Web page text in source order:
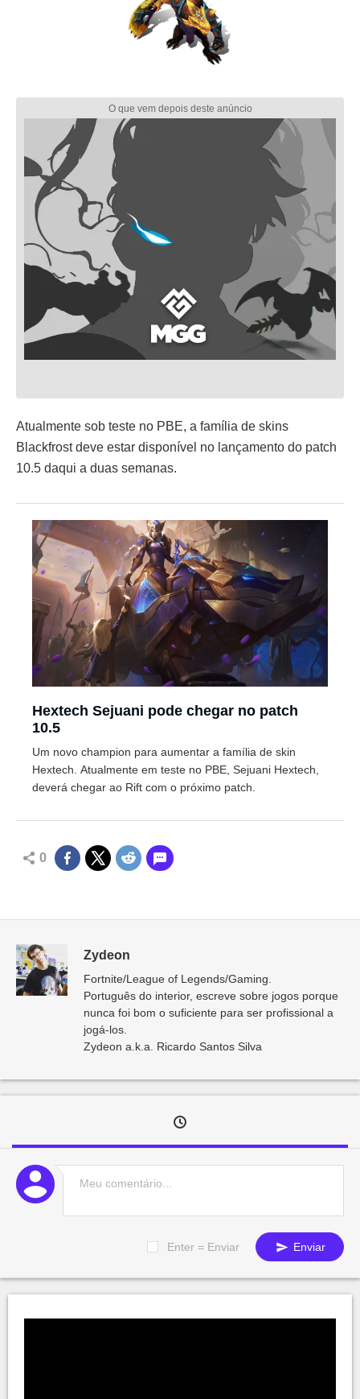
Atualmente sob teste no PBE, a família de skins
Blackfrost deve estar disponível no lançamento do patch
10.5 daqui a duas semanas.
Hextech Sejuani pode chegar no patch
10.5
Um novo champion para aumentar a família de skin
Hextech. Atualmente em teste no PBE, Sejuani Hextech,
deverá chegar ao Rift com o próximo patch.
0
Zydeon
Fortnite/League of Legends/Gaming.
Português do interior, escreve sobre jogos porque
nunca foi bom o suficiente para ser profissional a
jogá-los.
Zydeon a.k.a. Ricardo Santos Silva
Enter = Enviar Enviar